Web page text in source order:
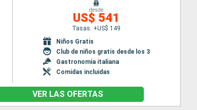
desde
US$ 541
Tasas: +US$ 149
Niños Gratis
Club de niños gratis desde los 3
Gastronomía italiana
Comidas incluidas
VER LAS OFERTAS